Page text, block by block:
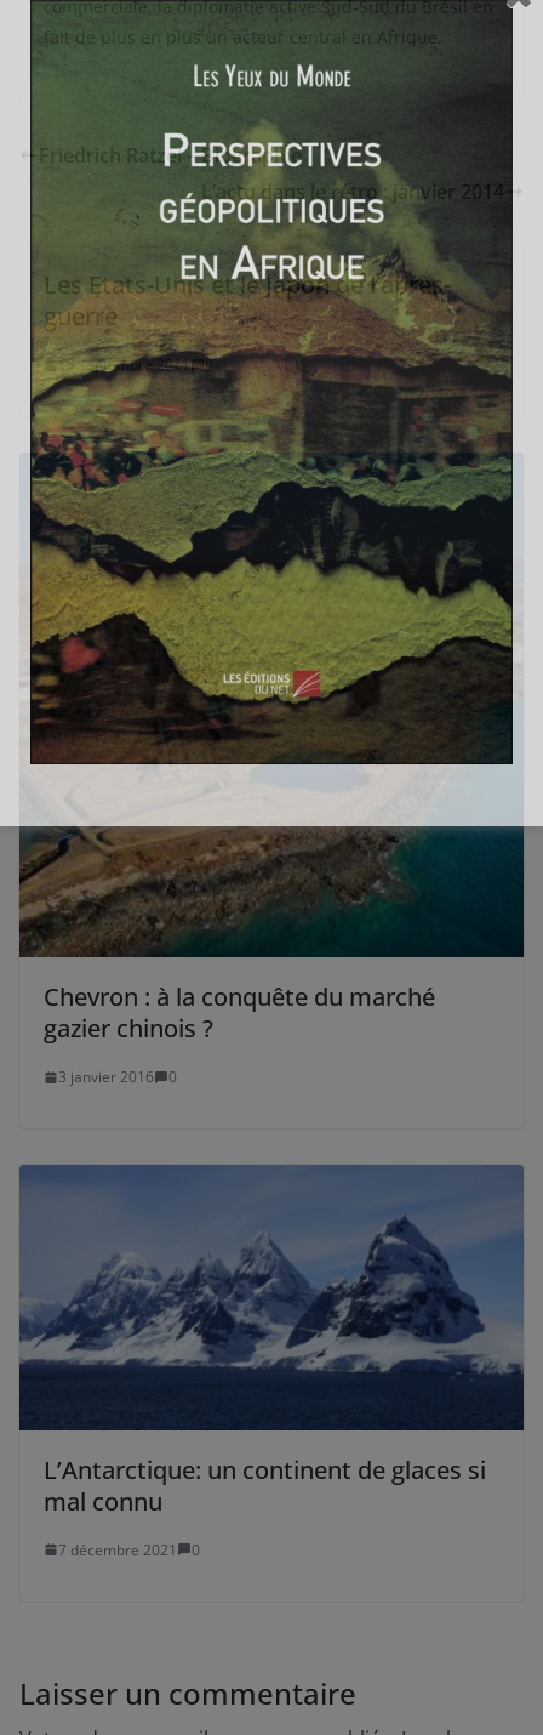
commerciale, la diplomatie active Sud-Sud du Brésil en
fait de plus en plus un acteur central en Afrique.
Friedrich Ratzel – Biographie
L’actu dans le rétro : janvier 2014
Les Etats-Unis et le Japon de l’après-
guerre
18 septembre 2011 0
Chevron : à la conquête du marché
gazier chinois ?
3 janvier 2016 0
L’Antarctique: un continent de glaces si
mal connu
7 décembre 2021 0
Laisser un commentaire